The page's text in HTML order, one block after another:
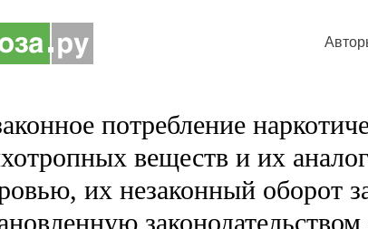
потребление
веществ и их
их незаконный оборот
законодательством